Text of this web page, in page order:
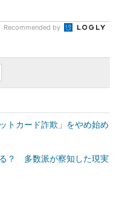
Recommended by
トカード詐欺」をやめ始め
る？ 多数派が察知した現実